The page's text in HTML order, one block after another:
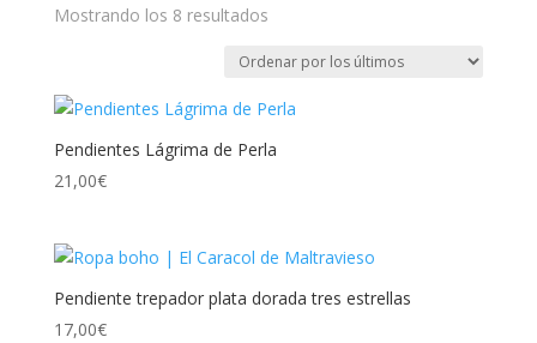
Mostrando los 8 resultadosOrdenado
los
últimos
Pendientes Lágrima de Perla
21,00€
Pendiente trepador plata dorada tres estrellas
17,00€